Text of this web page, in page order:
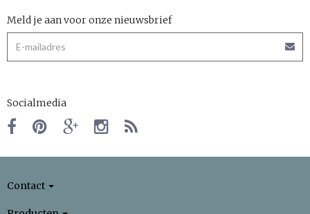
Meld je aan voor onze nieuwsbrief
Socialmedia
Contact